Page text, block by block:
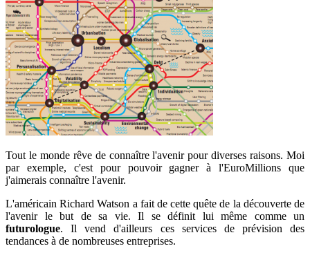
Tout le monde rêve de connaître l'avenir pour diverses raisons. Moi
par exemple, c'est pour pouvoir gagner à l'EuroMillions que
j'aimerais connaître l'avenir.
L'américain Richard Watson a fait de cette quête de la découverte de
l'avenir le but de sa vie. Il se définit lui même comme un
futurologue. Il vend d'ailleurs ces services de prévision des
tendances à de nombreuses entreprises.